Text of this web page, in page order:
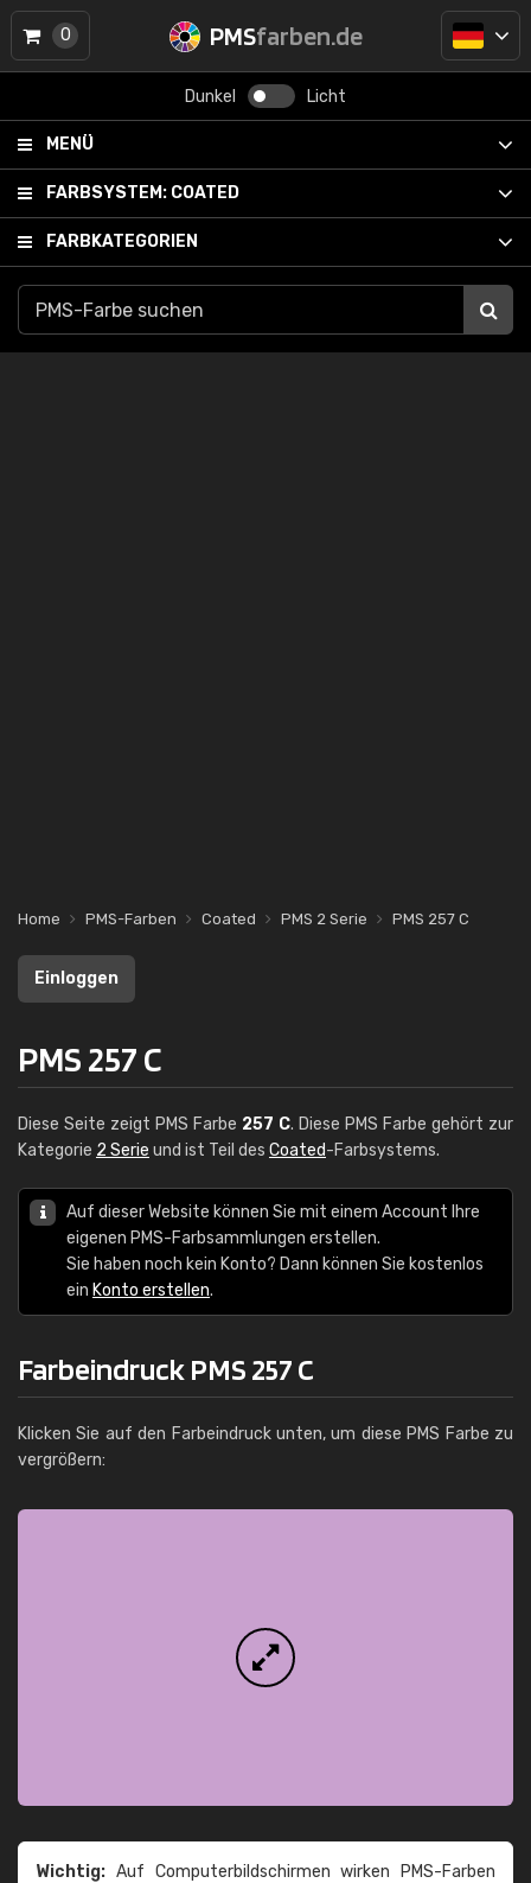
PMSfarben.de
Dunkel Licht
MENÜ
FARBSYSTEM: COATED
FARBKATEGORIEN
0
Home PMS-Farben Coated PMS 2 Serie PMS 257 C
Einloggen
PMS 257 C
Diese Seite zeigt PMS Farbe 257 C. Diese PMS Farbe gehört zur
Kategorie 2 Serie und ist Teil des Coated-Farbsystems.
Auf dieser Website können Sie mit einem Account Ihre
eigenen PMS-Farbsammlungen erstellen.
Sie haben noch kein Konto? Dann können Sie kostenlos
ein Konto erstellen.
Farbeindruck PMS 257 C
Klicken Sie auf den Farbeindruck unten, um diese PMS Farbe zu
vergrößern:
Wichtig: Auf Computerbildschirmen wirken PMS-Farben